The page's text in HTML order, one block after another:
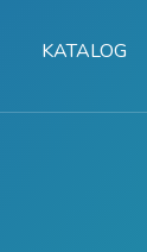
KATALOG